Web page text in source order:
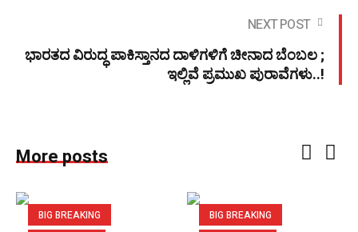
NEXT POST
ಭಾರತದ ವಿರುದ್ಧ ಪಾಕಿಸ್ತಾನದ ದಾಳಿಗಳಿಗೆ ಚೀನಾದ ಬೆಂಬಲ ;
ಇಲ್ಲಿವೆ ಪ್ರಮುಖ ಪುರಾವೆಗಳು..!
More posts
BIG BREAKING
BIG BREAKING